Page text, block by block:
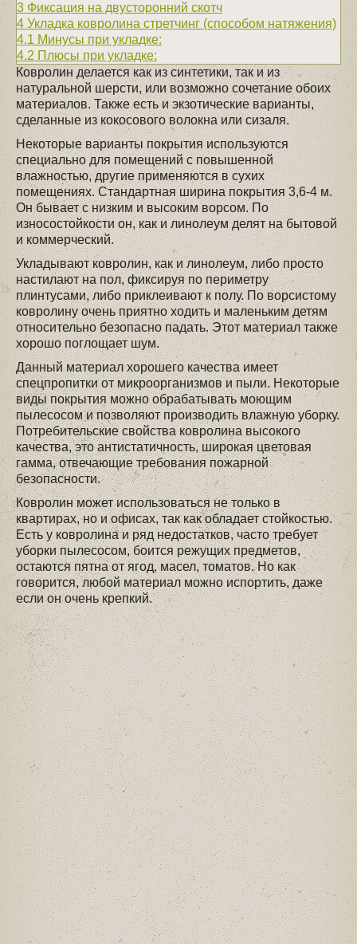
3 Фиксация на двусторонний скотч
4 Укладка ковролина стретчинг (способом натяжения)
4.1 Минусы при укладке:
4.2 Плюсы при укладке:
Ковролин делается как из синтетики, так и из
натуральной шерсти, или возможно сочетание обоих
материалов. Также есть и экзотические варианты,
сделанные из кокосового волокна или сизаля.
Некоторые варианты покрытия используются
специально для помещений с повышенной
влажностью, другие применяются в сухих
помещениях. Стандартная ширина покрытия 3,6-4 м.
Он бывает с низким и высоким ворсом. По
износостойкости он, как и линолеум делят на бытовой
и коммерческий.
Укладывают ковролин, как и линолеум, либо просто
настилают на пол, фиксируя по периметру
плинтусами, либо приклеивают к полу. По ворсистому
ковролину очень приятно ходить и маленьким детям
относительно безопасно падать. Этот материал также
хорошо поглощает шум.
Данный материал хорошего качества имеет
спецпропитки от микроорганизмов и пыли. Некоторые
виды покрытия можно обрабатывать моющим
пылесосом и позволяют производить влажную уборку.
Потребительские свойства ковролина высокого
качества, это антистатичность, широкая цветовая
гамма, отвечающие требования пожарной
безопасности.
Ковролин может использоваться не только в
квартирах, но и офисах, так как обладает стойкостью.
Есть у ковролина и ряд недостатков, часто требует
уборки пылесосом, боится режущих предметов,
остаются пятна от ягод, масел, томатов. Но как
говорится, любой материал можно испортить, даже
если он очень крепкий.